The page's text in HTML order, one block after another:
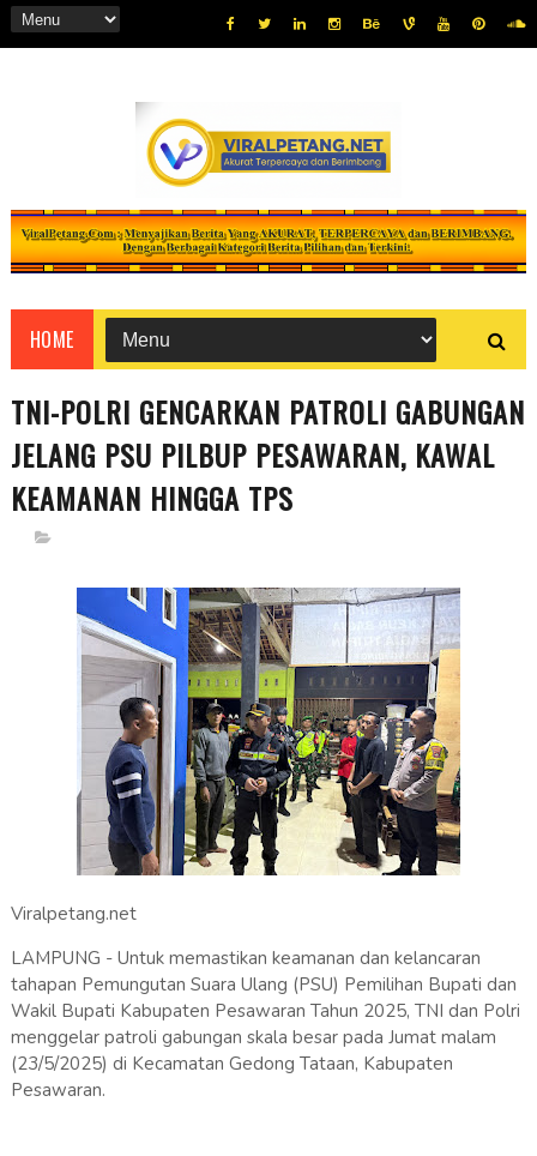
HOME
TNI-POLRI GENCARKAN PATROLI GABUNGAN
JELANG PSU PILBUP PESAWARAN, KAWAL
KEAMANAN HINGGA TPS
Viralpetang.net
LAMPUNG - Untuk memastikan keamanan dan kelancaran
tahapan Pemungutan Suara Ulang (PSU) Pemilihan Bupati dan
Wakil Bupati Kabupaten Pesawaran Tahun 2025, TNI dan Polri
menggelar patroli gabungan skala besar pada Jumat malam
(23/5/2025) di Kecamatan Gedong Tataan, Kabupaten
Pesawaran.